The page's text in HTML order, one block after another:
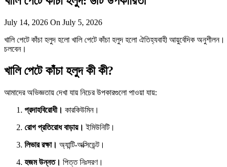
July 14, 2026 On July 5, 2026
খালি পেটে কাঁচা হলুদ হলো খালি পেটে কাঁচা হলুদ হলো ঐতিহ্যবাহী আয়ুর্বেদিক অনুশীলন।
চলবেন।
খালি পেটে কাঁচা হলুদ কী কী?
আমাদের অভিজ্ঞতায় দেখা যায় নিচের উপকারগুলো পাওয়া যায়:
প্রদাহবিরোধী। কারকিউমিন।
রোগ প্রতিরোধ বাড়ায়। ইমিউনিটি।
লিভার রক্ষা। অ্যান্টি-অক্সিডেন্ট।
হজম উন্নত। পিত্ত নিঃসরণ।